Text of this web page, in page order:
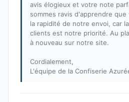
avis élogieux et votre note
sommes ravis d'apprendre que
la rapidité de notre envoi, car
clients est notre priorité. Au
à nouveau sur notre site.
Cordialement,
L'équipe de la Confiserie